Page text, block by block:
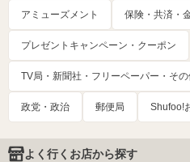
アミューズメント 保険・共済・
プレゼントキャンペーン・クーポン
TV局・新聞社・フリーペーパー・そ
政党・政治 郵便局 Shufoo!
よく行くお店から探す